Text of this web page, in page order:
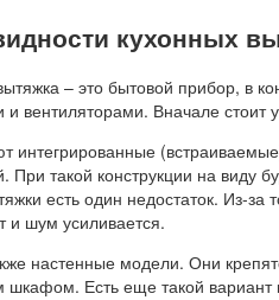
кухонных
– это бытовой прибор, в
вентиляторами. Вначале стоит
интегрированные
При такой конструкции на
есть один недостаток. Из-
и шум усиливается.
настенные модели. Они
шкафом. Есть еще такой вариант